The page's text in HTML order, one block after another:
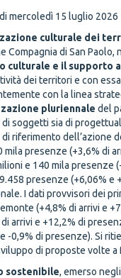
mercoledì 15 luglio 2026
culturale dei
Compagnia di San
culturale e il supporto
dei territori e con
con la linea
pluriennale del
soggetti sia di
riferimento dell’azione
mila presenze (+3,6% di
e 140 mila presenze
presenze (+6,06%
I dati provvisori dei
(+4,8% di arrivi e
di arrivi e +12,2% di
-0,9% di presenze). Si
di proposte volte
sostenibile, emerso